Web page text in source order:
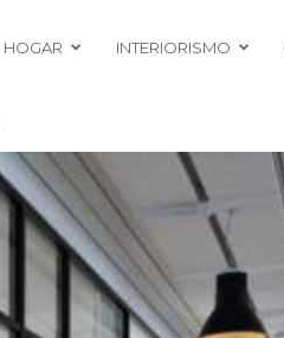
HOGAR INTERIORISMO